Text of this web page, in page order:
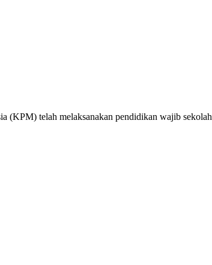
telah melaksanakan pendidikan wajib